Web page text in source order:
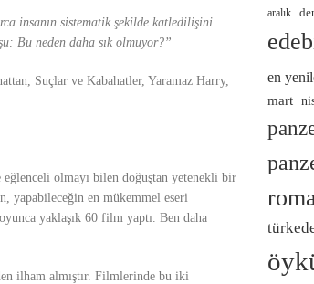
insanın sistematik şekilde katledilişini
Bu neden daha sık olmuyor?”
Suçlar ve Kabahatler, Yaramaz Harry,
olmayı bilen doğuştan yetenekli bir
yapabileceğin en mükemmel eseri
yaklaşık 60 film yaptı. Ben daha
ilham almıştır. Filmlerinde bu iki
aralık
en
mart